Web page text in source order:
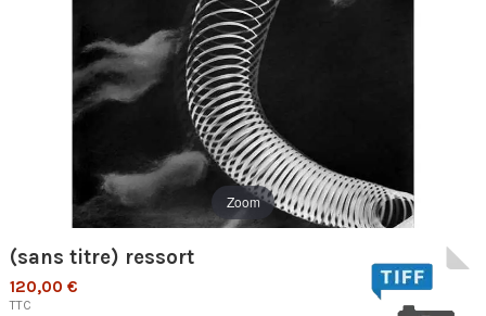
Zoom
(sans titre) ressort
120,00 €
TTC